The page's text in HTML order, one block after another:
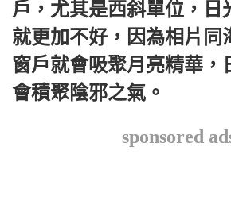
戶，尤其是西斜單位，日
就更加不好，因為相片同
窗戶就會吸聚月亮精華，
會積聚陰邪之氣。
sponsored